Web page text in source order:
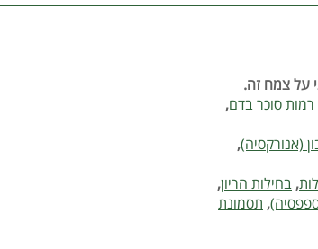
על צמח זה.
רמות סוכר בדם,
(אנורקסיה),
, בחילות הריון,
, תסמונת